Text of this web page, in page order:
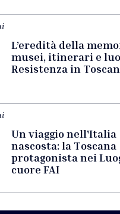
L’eredità della
musei, itinerari e
Resistenza in
Un viaggio nell'Italia
nascosta: la Toscana
protagonista nei
cuore FAI